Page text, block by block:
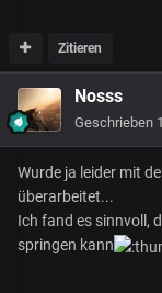
Zitieren
Nosss
Geschrieben
Wurde ja leider mit
überarbeitet...
Ich fand es sinnvoll,
springen kann